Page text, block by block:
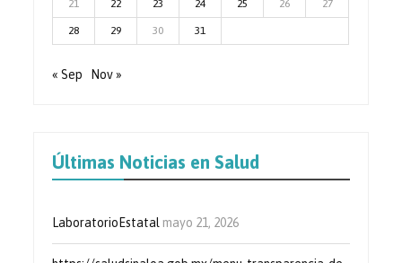
21 22 23 24 25 26 27
28 29 30 31
« Sep Nov »
Últimas Noticias en Salud
LaboratorioEstatal mayo 21, 2026